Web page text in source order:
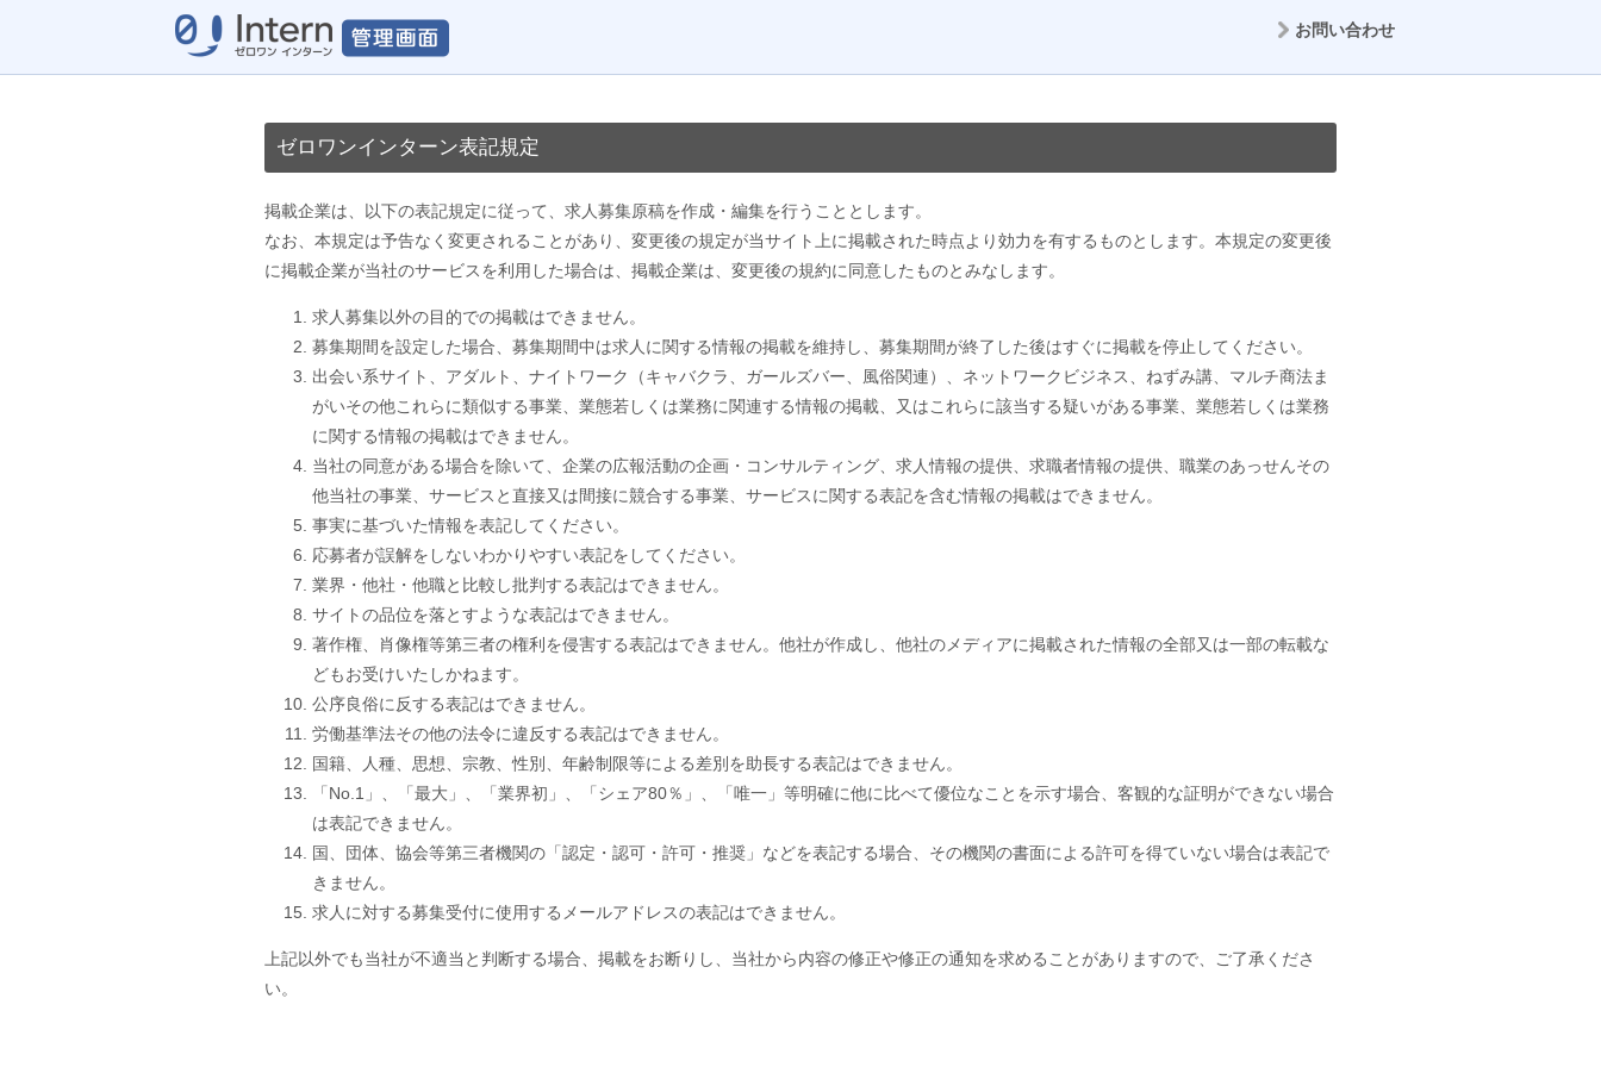
お問い合わせ
ゼロワンインターン表記規定
掲載企業は、以下の表記規定に従って、求人募集原稿を作成・編集を行うこととします。
なお、本規定は予告なく変更されることがあり、変更後の規定が当サイト上に掲載された時点より効力を有するものとします。本規定の変更後
に掲載企業が当社のサービスを利用した場合は、掲載企業は、変更後の規約に同意したものとみなします。
求人募集以外の目的での掲載はできません。
募集期間を設定した場合、募集期間中は求人に関する情報の掲載を維持し、募集期間が終了した後はすぐに掲載を停止してください。
出会い系サイト、アダルト、ナイトワーク（キャバクラ、ガールズバー、風俗関連）、ネットワークビジネス、ねずみ講、マルチ商法ま
がいその他これらに類似する事業、業態若しくは業務に関連する情報の掲載、又はこれらに該当する疑いがある事業、業態若しくは業務
に関する情報の掲載はできません。
当社の同意がある場合を除いて、企業の広報活動の企画・コンサルティング、求人情報の提供、求職者情報の提供、職業のあっせんその
他当社の事業、サービスと直接又は間接に競合する事業、サービスに関する表記を含む情報の掲載はできません。
事実に基づいた情報を表記してください。
応募者が誤解をしないわかりやすい表記をしてください。
業界・他社・他職と比較し批判する表記はできません。
サイトの品位を落とすような表記はできません。
著作権、肖像権等第三者の権利を侵害する表記はできません。他社が作成し、他社のメディアに掲載された情報の全部又は一部の転載な
どもお受けいたしかねます。
公序良俗に反する表記はできません。
労働基準法その他の法令に違反する表記はできません。
国籍、人種、思想、宗教、性別、年齢制限等による差別を助長する表記はできません。
「No.1」、「最大」、「業界初」、「シェア80％」、「唯一」等明確に他に比べて優位なことを示す場合、客観的な証明ができない場合
は表記できません。
国、団体、協会等第三者機関の「認定・認可・許可・推奨」などを表記する場合、その機関の書面による許可を得ていない場合は表記で
きません。
求人に対する募集受付に使用するメールアドレスの表記はできません。
上記以外でも当社が不適当と判断する場合、掲載をお断りし、当社から内容の修正や修正の通知を求めることがありますので、ご了承くださ
い。